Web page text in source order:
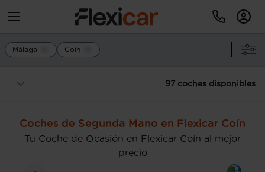
Málaga Coín
97 coches disponibles
Coches de Segunda Mano en Flexicar Coín
Tu Coche de Ocasión en Flexicar Coín al mejor
precio